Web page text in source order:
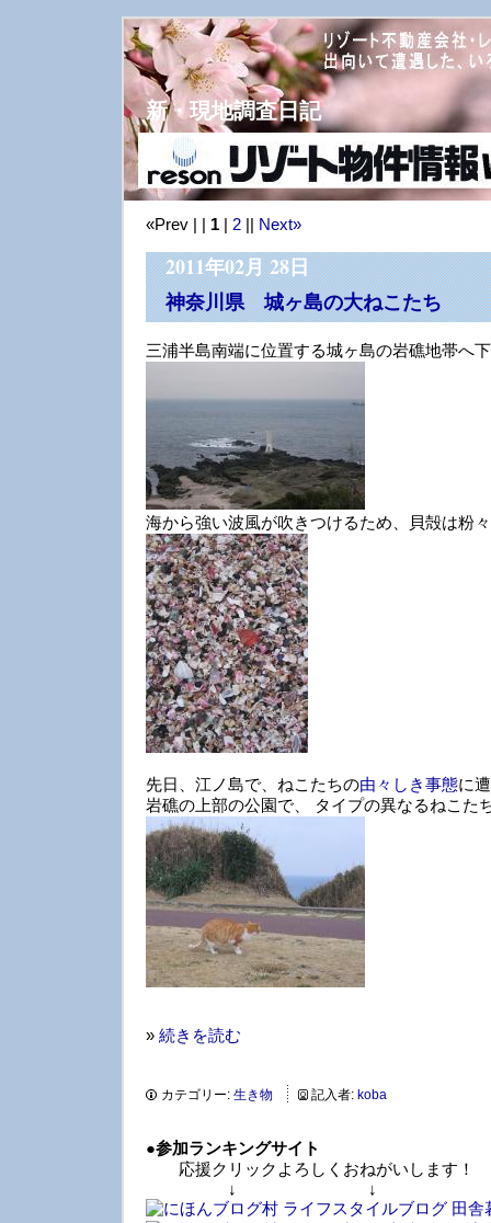
新・現地調査日記
«Prev | | 1 | 2 || Next»
2011年02月 28日
神奈川県 城ヶ島の大ねこたち
三浦半島南端に位置する城ヶ島の岩礁地帯へ
海から強い波風が吹きつけるため、貝殻は粉
先日、江ノ島で、ねこたちの由々しき事態に
岩礁の上部の公園で、 タイプの異なるねこた
» 続きを読む
カテゴリー: 生き物 記入者: koba
●参加ランキングサイト
応援クリックよろしくおねがいします！
↓ ↓